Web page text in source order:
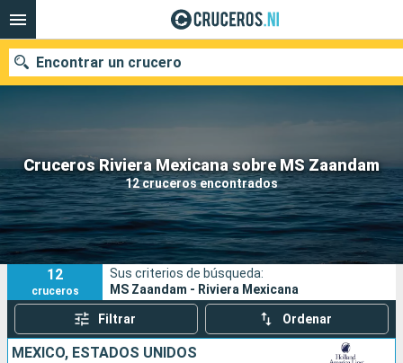
Cruceros Riviera Mexicana sobre MS Zaandam
12 cruceros encontrados
Encontrar un crucero
Nuestros destinos
Fecha de salida
Puertos Compañías
Buscar
12
cruceros
Sus criterios de búsqueda:
MS Zaandam - Riviera Mexicana
Filtrar Ordenar
MÉXICO, ESTADOS UNIDOS